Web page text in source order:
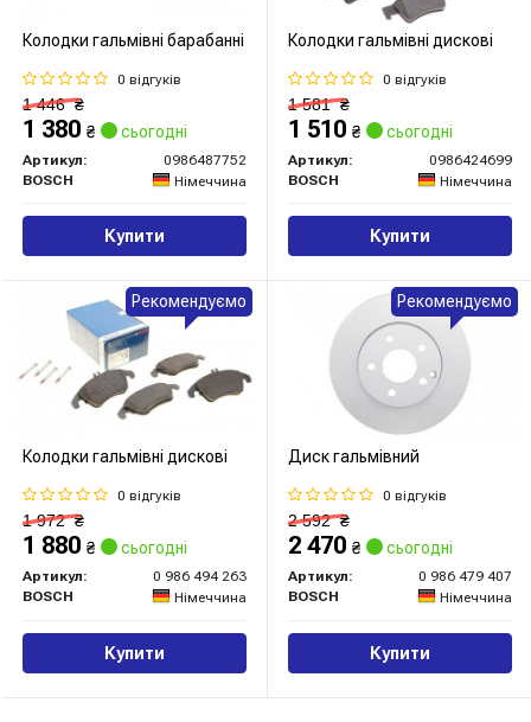
Колодки гальмівні барабанні
0 відгуків
1 446₴
1 380 ₴ сьогодні
Артикул:
0986487752
BOSCH
Німеччина
Купити
Колодки гальмівні дискові
0 відгуків
1 581₴
1 510 ₴ сьогодні
Артикул:
0986424699
BOSCH
Німеччина
Купити
Колодки гальмівні дискові
0 відгуків
1 972₴
1 880 ₴ сьогодні
Артикул:
0 986 494 263
BOSCH
Німеччина
Купити
Рекомендуємо
Диск гальмівний
0 відгуків
2 592₴
2 470 ₴ сьогодні
Артикул:
0 986 479 407
BOSCH
Німеччина
Купити
Рекомендуємо